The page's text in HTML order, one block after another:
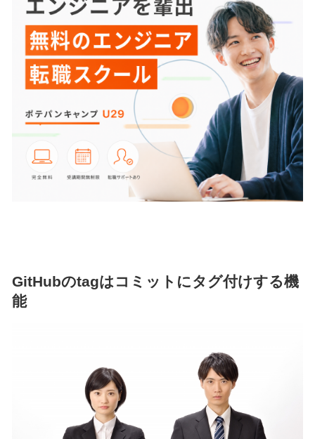
GitHubのtagはコミットにタグ付けする機
能